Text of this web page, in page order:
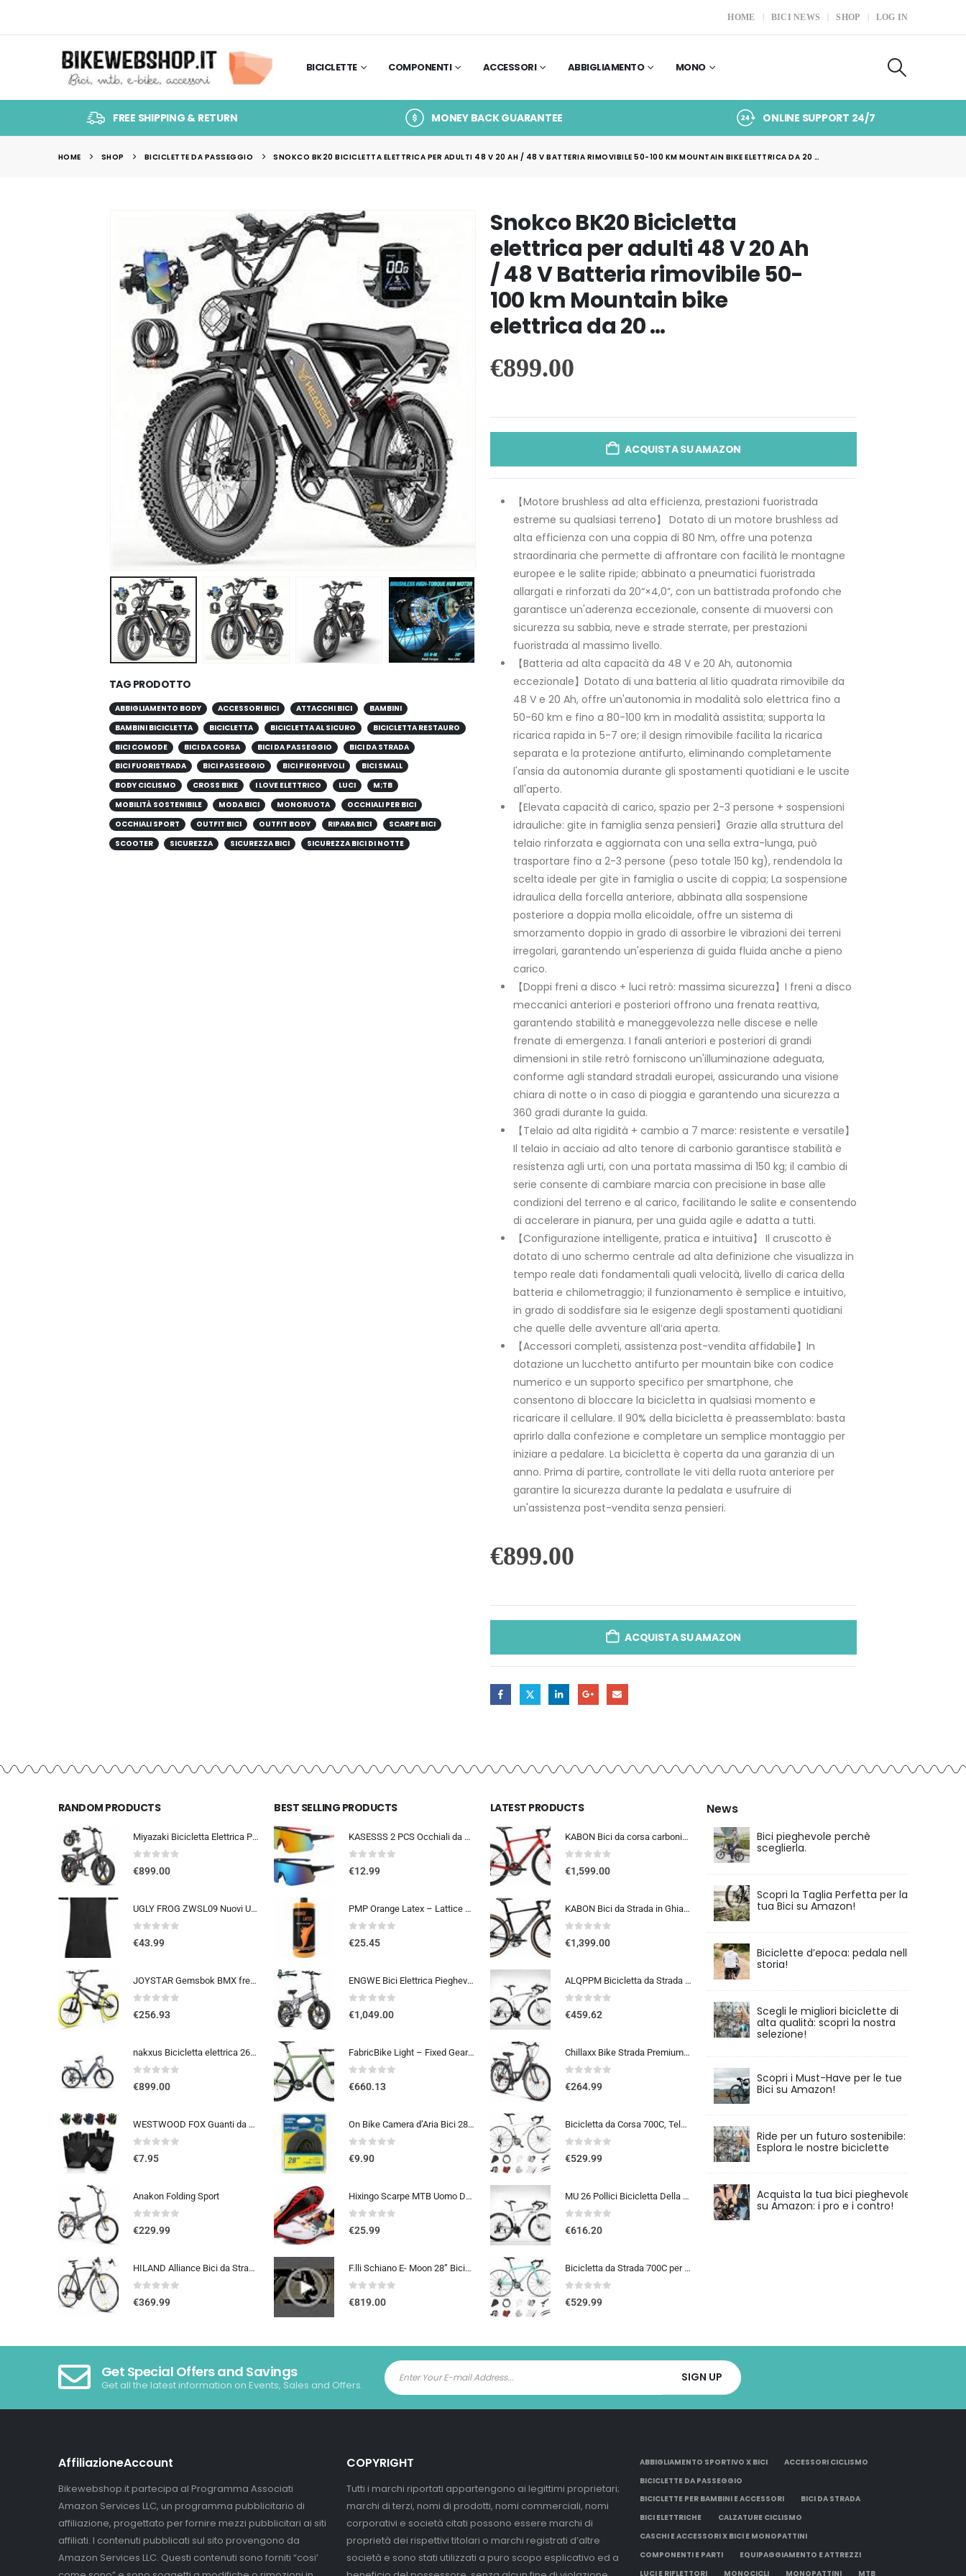
HOME BICI NEWS SHOP LOG IN
BICICLETTE COMPONENTI ACCESSORI ABBIGLIAMENTO MONO
FREE SHIPPING & RETURN MONEY BACK GUARANTEE ONLINE SUPPORT 24/7
HOME SHOP BICICLETTE DA PASSEGGIO SNOKCO BK20 BICICLETTA ELETTRICA PER ADULTI 48 V 20 AH / 48 V BATTERIA RIMOVIBILE 50-100 KM MOUNTAIN BIKE ELETTRICA DA 20 …
TAG PRODOTTO
ABBIGLIAMENTO BODY ACCESSORI BICI ATTACCHI BICI
BAMBINI
BAMBINI BICICLETTA
BICICLETTA BICICLETTA AL SICURO
BICICLETTA RESTAURO
BICI COMODE
BICI DA CORSA BICI DA PASSEGGIO
BICI DA STRADA
BICI FUORISTRADA
BICI PASSEGGIO BICI PIEGHEVOLI
BICI SMALL
BODY CICLISMO
CROSS BIKE I LOVE ELETTRICO LUCI
M;TB
MOBILITÀ SOSTENIBILE
MODA BICI MONORUOTA
OCCHIALI PER BICI
OCCHIALI SPORT
OUTFIT BICI OUTFIT BODY RIPARA BICI
SCARPE BICI
SCOOTER
SICUREZZA SICUREZZA BICI SICUREZZA BICI DI NOTTE
Snokco BK20 Bicicletta
elettrica per adulti 48 V 20 Ah
/ 48 V Batteria rimovibile 50-
100 km Mountain bike
elettrica da 20 …
€899.00
ACQUISTA SU AMAZON
【Motore brushless ad alta efficienza, prestazioni fuoristrada
estreme su qualsiasi terreno】 Dotato di un motore brushless ad
alta efficienza con una coppia di 80 Nm, offre una potenza
straordinaria che permette di affrontare con facilità le montagne
europee e le salite ripide; abbinato a pneumatici fuoristrada
allargati e rinforzati da 20“×4,0”, con un battistrada profondo che
garantisce un'aderenza eccezionale, consente di muoversi con
sicurezza su sabbia, neve e strade sterrate, per prestazioni
fuoristrada al massimo livello.
【Batteria ad alta capacità da 48 V e 20 Ah, autonomia
eccezionale】Dotato di una batteria al litio quadrata rimovibile da
48 V e 20 Ah, offre un'autonomia in modalità solo elettrica fino a
50-60 km e fino a 80-100 km in modalità assistita; supporta la
ricarica rapida in 5-7 ore; il design rimovibile facilita la ricarica
separata e la protezione antifurto, eliminando completamente
l'ansia da autonomia durante gli spostamenti quotidiani e le uscite
all'aperto.
【Elevata capacità di carico, spazio per 2-3 persone + sospensioni
idrauliche: gite in famiglia senza pensieri】Grazie alla struttura del
telaio rinforzata e aggiornata con una sella extra-lunga, può
trasportare fino a 2-3 persone (peso totale 150 kg), rendendola la
scelta ideale per gite in famiglia o uscite di coppia; La sospensione
idraulica della forcella anteriore, abbinata alla sospensione
posteriore a doppia molla elicoidale, offre un sistema di
smorzamento doppio in grado di assorbire le vibrazioni dei terreni
irregolari, garantendo un'esperienza di guida fluida anche a pieno
carico.
【Doppi freni a disco + luci retrò: massima sicurezza】I freni a disco
meccanici anteriori e posteriori offrono una frenata reattiva,
garantendo stabilità e maneggevolezza nelle discese e nelle
frenate di emergenza. I fanali anteriori e posteriori di grandi
dimensioni in stile retrò forniscono un'illuminazione adeguata,
conforme agli standard stradali europei, assicurando una visione
chiara di notte o in caso di pioggia e garantendo una sicurezza a
360 gradi durante la guida.
【Telaio ad alta rigidità + cambio a 7 marce: resistente e versatile】
Il telaio in acciaio ad alto tenore di carbonio garantisce stabilità e
resistenza agli urti, con una portata massima di 150 kg; il cambio di
serie consente di cambiare marcia con precisione in base alle
condizioni del terreno e al carico, facilitando le salite e consentendo
di accelerare in pianura, per una guida agile e adatta a tutti.
【Configurazione intelligente, pratica e intuitiva】 Il cruscotto è
dotato di uno schermo centrale ad alta definizione che visualizza in
tempo reale dati fondamentali quali velocità, livello di carica della
batteria e chilometraggio; il funzionamento è semplice e intuitivo,
in grado di soddisfare sia le esigenze degli spostamenti quotidiani
che quelle delle avventure all’aria aperta.
【Accessori completi, assistenza post-vendita affidabile】In
dotazione un lucchetto antifurto per mountain bike con codice
numerico e un supporto specifico per smartphone, che
consentono di bloccare la bicicletta in qualsiasi momento e
ricaricare il cellulare. Il 90% della bicicletta è preassemblato: basta
aprirlo dalla confezione e completare un semplice montaggio per
iniziare a pedalare. La bicicletta è coperta da una garanzia di un
anno. Prima di partire, controllate le viti della ruota anteriore per
garantire la sicurezza durante la pedalata e usufruire di
un'assistenza post-vendita senza pensieri.
€899.00
ACQUISTA SU AMAZON
RANDOM PRODUCTS
Miyazaki Bicicletta Elettrica Pieghevole per Adulti – Ebike con Motore Brushless – Batteria Rimovibile 48V 14Ah – Bicicletta
0out of 5
€899.00
UGLY FROG ZWSL09 Nuovi Uomini Traspirante Primavera Autunno A Maniche Corta Ciclismo Body Skinsuit All’aperto Sportswear A…
0out of 5
€43.99
JOYSTAR Gemsbok BMX freestyle da 20/24 pollici per bambini dai 9 ai 14 anni, mountain bike da 20/24 pollici per bambini
0out of 5
€256.93
nakxus Bicicletta elettrica 26M208, bicicletta elettrica da 26″, da trekking, con batteria al litio da 36 V, 12,5 Ah, fino a 100 KM, motore da 250 W, compatibile con l’UE, colore: grigio
0out of 5
€899.00
WESTWOOD FOX Guanti da ciclismo per uomo e donna, guanti unisex con imbottitura in gel antiscivolo, traspiranti, con palmo pe
0out of 5
€7.95
Anakon Folding Sport
0out of 5
€229.99
HILAND Alliance Bici da Strada 28”, 14 Velocità, Telaio in Alluminio da 49/53/57 cm, 700C Bicicletta da Città e da Pendola…
0out of 5
€369.99
BEST SELLING PRODUCTS
KASESSS 2 PCS Occhiali da Sole Sportivi, Occhiali da Ciclismo per Uomini Donne, Occhiali da Sole da Ciclismo, UV400 Occhiali
0out of 5
€12.99
PMP Orange Latex – Lattice Liquido Sigillante Antiforatura per Coperture Tubeless MTB e STRADA. La Tua Assicurazione Contro l
0out of 5
€25.45
ENGWE Bici Elettrica Pieghevole, Bicicletta Elettrica da 48V 13Ah Batteria Rimovibile, Autonomia di 50-120 km E-bike，20″×4.0″ Fat Tire 7 Velocità ebike da per Ogni Terreno
0out of 5
€1,049.00
FabricBike Light – Fixed Gear bicicletta, Single Speed Fixie completa mozzo, Telaio in alluminio e forcella, ruote 28, 6 c…
0out of 5
€660.13
On Bike Camera d’Aria Bici 28″ x 1 5/8 x 1 3/8 (700×35-42c) – E.T.R.T.O. 37-622, Alta Resistenza e Tenuta, Compatibile con Pn
0out of 5
€9.90
Hixingo Scarpe MTB Uomo Donna, Graffiti Colorati Stampa Scarpe Mountain Bike Compatibili con Pedali SPD, Unisex Scarpe Ciclis
0out of 5
€25.99
F.lli Schiano E- Moon 28” Bicicletta Elettrica da Città, Bici Elettrica con Pedalata Assistita 250W, City E-bike Unisex Adulto, Batteria Rimovibile 36V 13Ah, SHIMANO 7 velocità, Donna Uomo, Nero
0out of 5
€819.00
LATEST PRODUCTS
KABON Bici da corsa carbonio, 700C bici da strada T800 Completamente carbonio con Shimano 105 R7000 22 velocità 8.1 KG Leg…
0out of 5
€1,599.00
KABON Bici da Strada in Ghiaia di Carbonio, Bicicletta con Telaio in Fibra di Carbonio T800 con Bicicletta da Corsa con Fr…
0out of 5
€1,399.00
ALQPPM Bicicletta da Strada da 26 Pollici, Bici da 24 Velocità, Freno a Doppio Disco, Telaio in Acciaio ad Alto Tenore Di …
0out of 5
€459.62
Chillaxx Bike Strada Premium City Bike da 26 e 28 pollici, bicicletta per ragazze, ragazzi, uomini e donne, cambio a 21 ma…
0out of 5
€264.99
Bicicletta da Corsa 700C, Telaio in Acciaio con Cambio a 24/27/30 Marce, Bicicletta da Strada per Uomo Donna, Bici da Stra…
0out of 5
€529.99
MU 26 Pollici Bicicletta Della Strada, 24 Velocità Bici, Doppio Disco Freno, Acciaio Al Carbonio Telaio, Strada Biciclette…
0out of 5
€616.20
Bicicletta da Strada 700C per Uomo Donna, Bicicletta da Corsa con Freno a Disco 24/27/30 velocità, Telaio in Acciaio ad Al…
0out of 5
€529.99
News
Bici pieghevole perchè
sceglierla.
Scopri la Taglia Perfetta per la
tua Bici su Amazon!
Biciclette d’epoca: pedala nella
storia!
Scegli le migliori biciclette di
alta qualità: scopri la nostra
selezione!
Scopri i Must-Have per le tue
Bici su Amazon!
Ride per un futuro sostenibile:
Esplora le nostre biciclette
Acquista la tua bici pieghevole
su Amazon: i pro e i contro!
Get Special Offers and Savings
Get all the latest information on Events, Sales and Offers.
AffiliazioneAccount
Bikewebshop.it partecipa al Programma Associati
Amazon Services LLC, un programma pubblicitario di
affiliazione, progettato per fornire mezzi pubblicitari ai siti
affiliati. I contenuti pubblicati sul sito provengono da
Amazon Services LLC. Questi contenuti sono forniti “cosi’
COPYRIGHT
Tutti i marchi riportati appartengono ai legittimi proprietari;
marchi di terzi, nomi di prodotti, nomi commerciali, nomi
corporativi e società citati possono essere marchi di
proprietà dei rispettivi titolari o marchi registrati d’altre
società e sono stati utilizzati a puro scopo esplicativo ed a
ABBIGLIAMENTO SPORTIVO X BICI
ACCESSORI CICLISMO
BICICLETTE DA PASSEGGIO
BICICLETTE PER BAMBINI E ACCESSORI
BICI DA STRADA
BICI ELETTRICHE
CALZATURE CICLISMO
CASCHI E ACCESSORI X BICI E MONOPATTINI
COMPONENTI E PARTI
EQUIPAGGIAMENTO E ATTREZZI
LUCI E RIFLETTORI
MONOCICLI MONOPATTINI MTB